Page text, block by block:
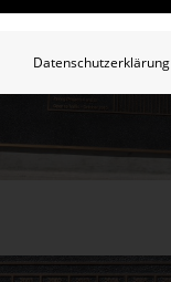
Datenschutzerklärung